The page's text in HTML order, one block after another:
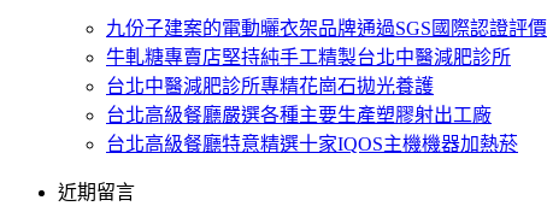
九份子建案的電動曬衣架品牌通過SGS國際認證評價
牛軋糖專賣店堅持純手工精製台北中醫減肥診所
台北中醫減肥診所專精花崗石拋光養護
台北高級餐廳嚴選各種主要生產塑膠射出工廠
台北高級餐廳特意精選十家IQOS主機機器加熱菸
近期留言